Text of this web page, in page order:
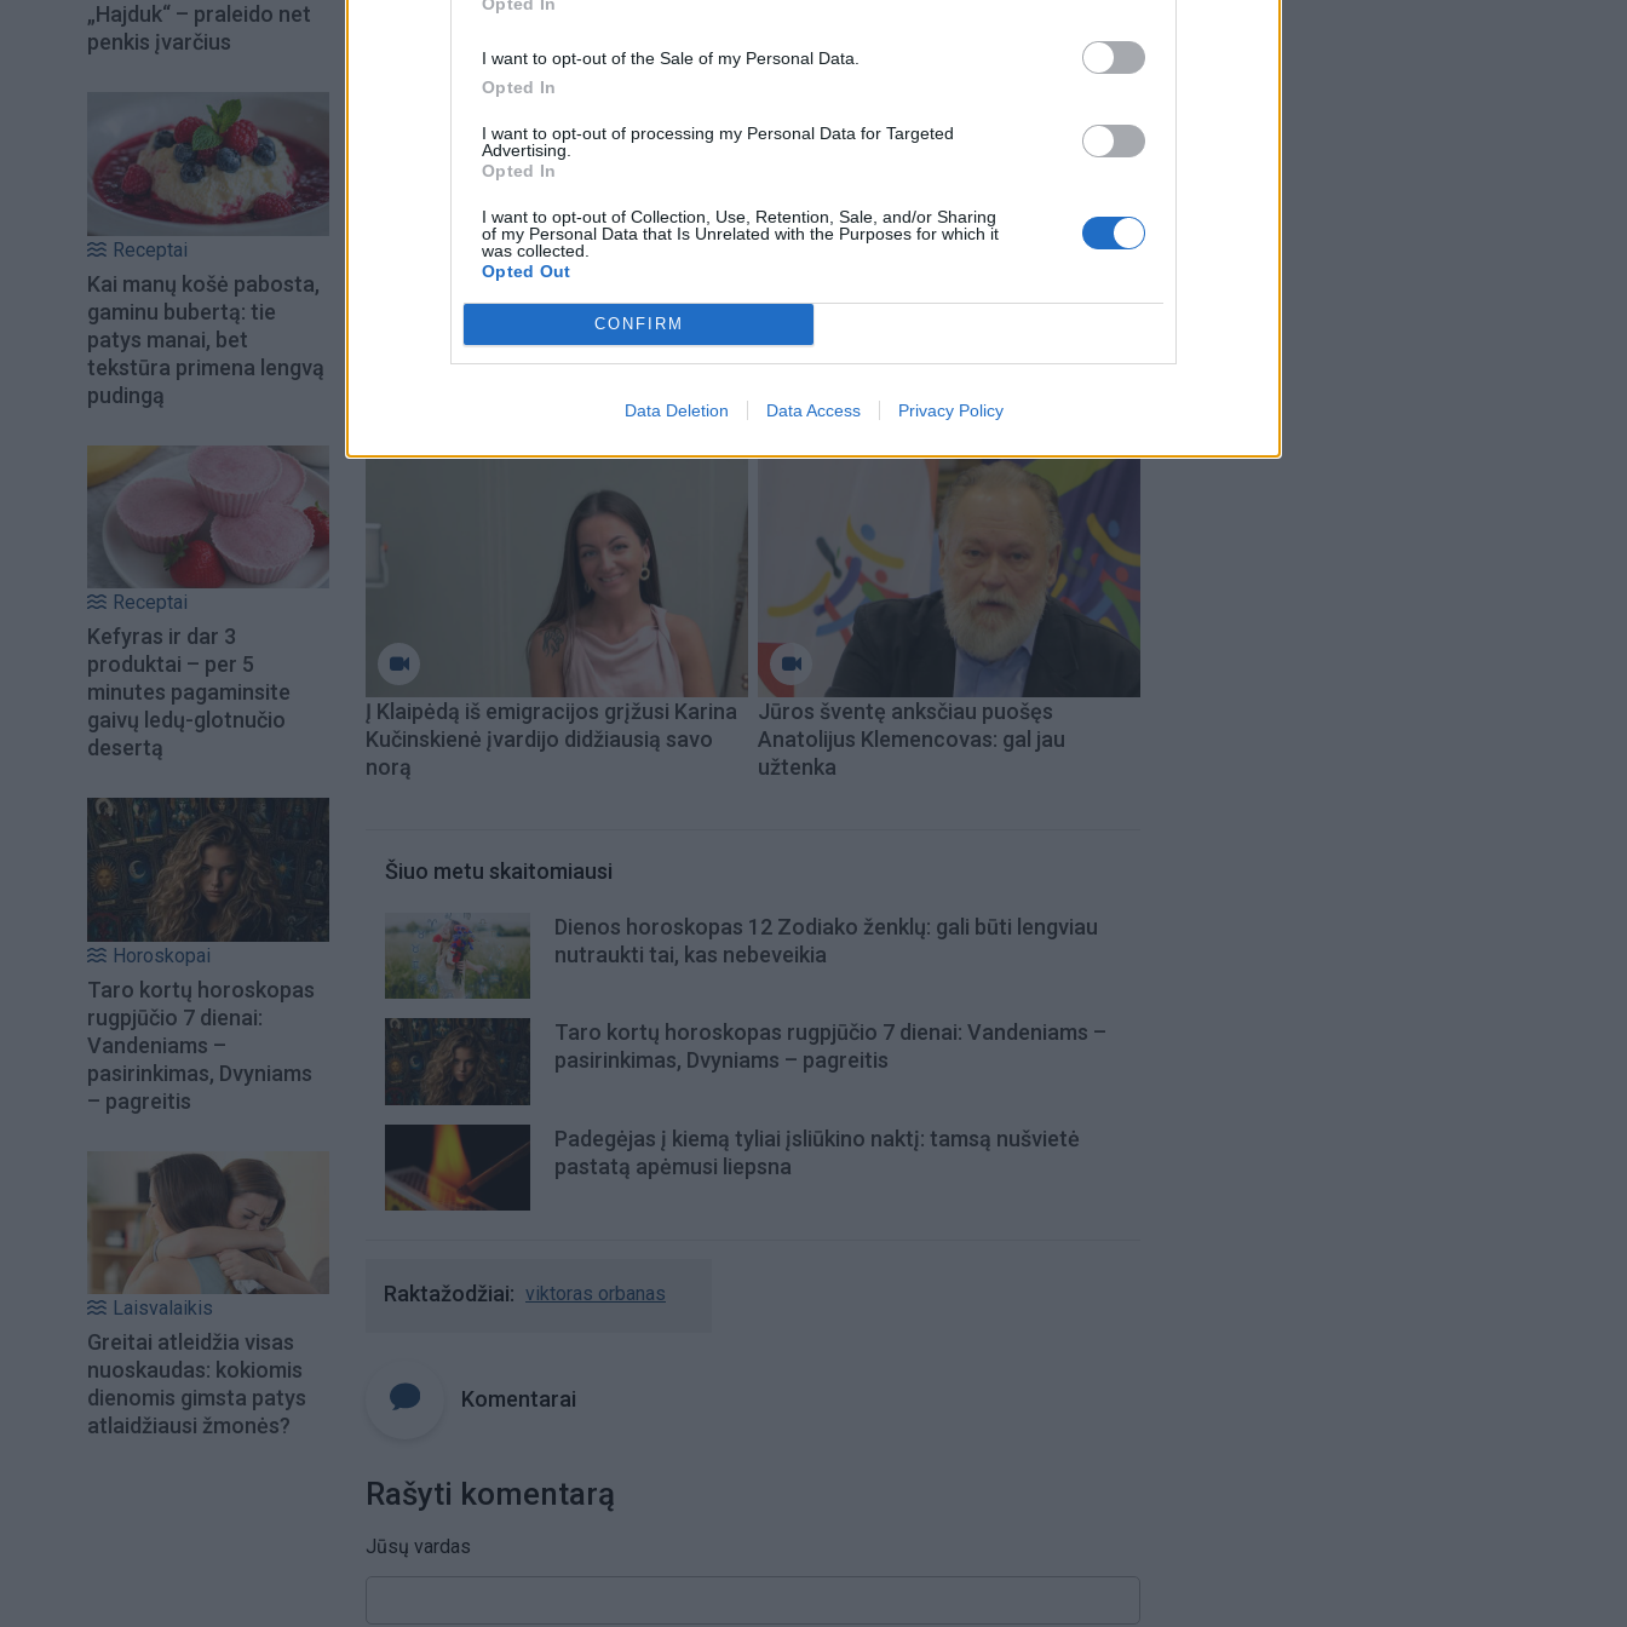
I want to opt-out of the Sale of my Personal Data.
Opted In
I want to opt-out of processing my Personal Data for Targeted
Advertising.
Opted In
I want to opt-out of Collection, Use, Retention, Sale, and/or Sharing
of my Personal Data that Is Unrelated with the Purposes for which it
was collected.
Opted Out
CONFIRM
Data Deletion Data Access Privacy Policy
„Hajduk“ – praleido net
penkis įvarčius
Receptai
Kai manų košė pabosta,
gaminu bubertą: tie
patys manai, bet
tekstūra primena lengvą
pudingą
Receptai
Kefyras ir dar 3
produktai – per 5
minutes pagaminsite
gaivų ledų-glotnučio
desertą
Horoskopai
Taro kortų horoskopas
rugpjūčio 7 dienai:
Vandeniams –
pasirinkimas, Dvyniams
– pagreitis
Laisvalaikis
Greitai atleidžia visas
nuoskaudas: kokiomis
dienomis gimsta patys
atlaidžiausi žmonės?
Balandžio 12 d. vykusiuose parlamento rinkimuose „Tisza“ aiškiai įveikė V. Orbano
Naujajame parlamente „Tisza“ turi komfortabilią dviejų trečdalių balsų daugumą.
Per balsavimą pirmadienį ji ja pasinaudojo pirmą kartą, kad priimtų Konstitucijos
Ši Konstitucija buvo priimta prieš 16 metų, valdant V. Orbanui. Jis pats ją dažnai
Į Klaipėdą iš emigracijos grįžusi Karina
Kučinskienė įvardijo didžiausią savo
norą
Jūros šventę anksčiau puošęs
Anatolijus Klemencovas: gal jau
užtenka
Šiuo metu skaitomiausi
Dienos horoskopas 12 Zodiako ženklų: gali būti lengviau
nutraukti tai, kas nebeveikia
Taro kortų horoskopas rugpjūčio 7 dienai: Vandeniams –
pasirinkimas, Dvyniams – pagreitis
Padegėjas į kiemą tyliai įsliūkino naktį: tamsą nušvietė
pastatą apėmusi liepsna
Raktažodžiai viktoras orbanas
Komentarai
Rašyti komentarą
Jūsų vardas